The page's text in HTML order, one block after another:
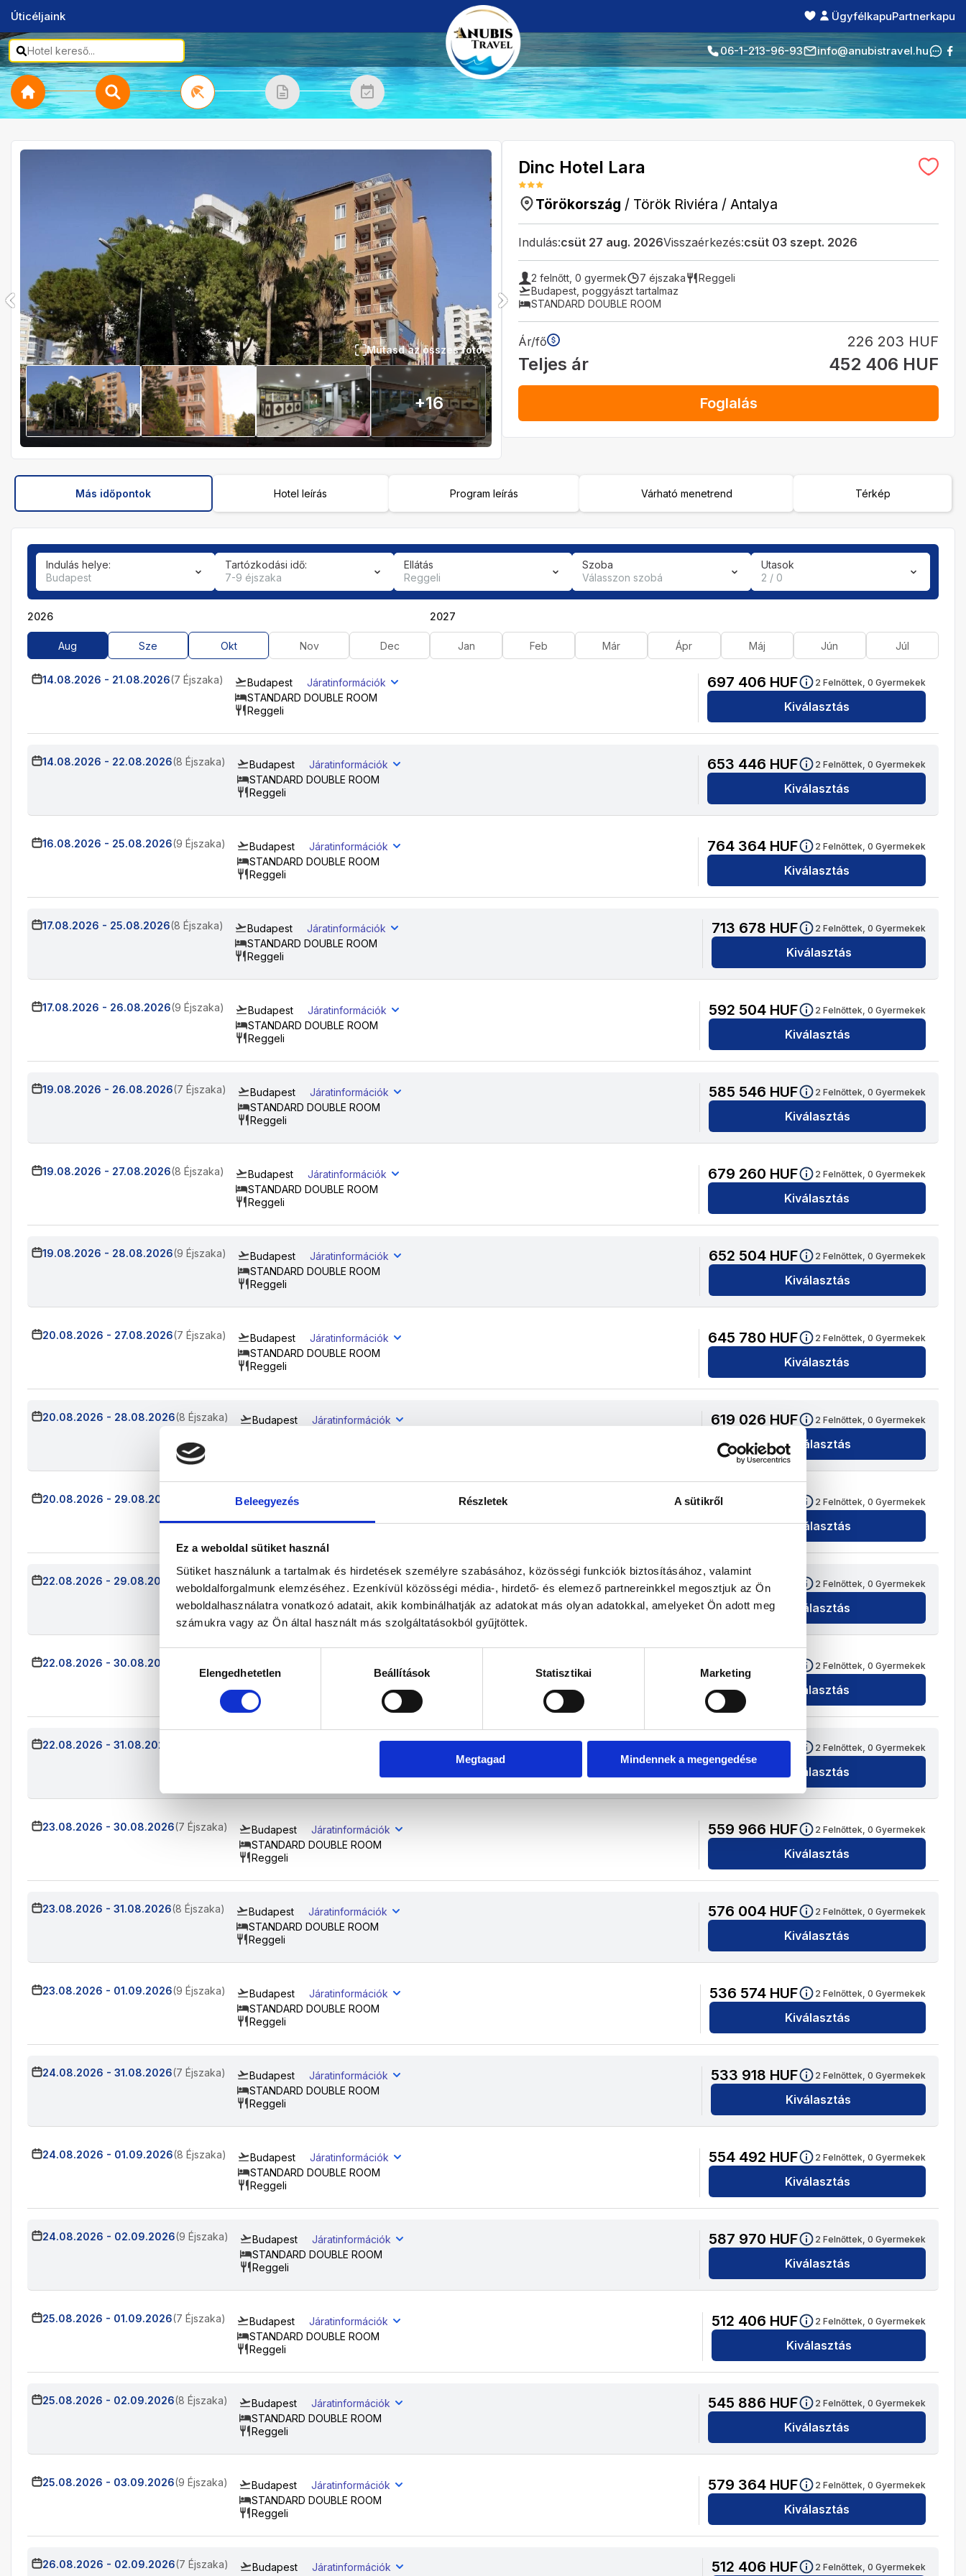
Beleegyezés Részletek A sütikről
Ez a weboldal sütiket használ
Sütiket használunk a tartalmak és hirdetések személyre szabásához, közösségi funkciók biztosításához, valamint
weboldalforgalmunk elemzéséhez. Ezenkívül közösségi média-, hirdető- és elemező partnereinkkel megosztjuk az Ön
weboldalhasználatra vonatkozó adatait, akik kombinálhatják az adatokat más olyan adatokkal, amelyeket Ön adott meg
számukra vagy az Ön által használt más szolgáltatásokból gyűjtöttek.
kiválasztásaElengedhetetlen Beállítások Statisztikai Marketing
Megtagad Mindennek a megengedése
Úticéljaink ÜgyfélkapuPartnerkapu
06-1-213-96-93 info@anubistravel.hu
Mutasd az összes fotót
+16
Dinc Hotel Lara
Törökország / Török Riviéra / Antalya
Indulás:csüt 27 aug. 2026Visszaérkezés:csüt 03 szept. 2026
2 felnőtt,0 gyermek 7 éjszaka
Reggeli
Budapest poggyászt tartalmaz
STANDARD DOUBLE ROOM
Ár/fő 226 203 HUF
Teljes ár 452 406 HUF
Foglalás
Más időpontok Hotel leírás Program leírás Várható menetrend Térkép
Indulás helye:
Budapest
Tartózkodási idő:
7-9 éjszaka
Ellátás
Reggeli
Szoba
Válasszon szobá
Utasok
2 / 0
2026
Aug Sze Okt Nov Dec
2027
Jan Feb Már Ápr Máj Jún Júl
14.08.2026 - 21.08.2026(7 Éjszaka) Budapest
Járatinformációk
STANDARD DOUBLE ROOM
Reggeli
697 406 HUF 2 Felnőttek, 0 Gyermekek
Kiválasztás
14.08.2026 - 22.08.2026(8 Éjszaka) Budapest
Járatinformációk
STANDARD DOUBLE ROOM
Reggeli
653 446 HUF 2 Felnőttek, 0 Gyermekek
Kiválasztás
16.08.2026 - 25.08.2026(9 Éjszaka) Budapest
Járatinformációk
STANDARD DOUBLE ROOM
Reggeli
764 364 HUF 2 Felnőttek, 0 Gyermekek
Kiválasztás
17.08.2026 - 25.08.2026(8 Éjszaka) Budapest
Járatinformációk
STANDARD DOUBLE ROOM
Reggeli
713 678 HUF 2 Felnőttek, 0 Gyermekek
Kiválasztás
17.08.2026 - 26.08.2026(9 Éjszaka) Budapest
Járatinformációk
STANDARD DOUBLE ROOM
Reggeli
592 504 HUF 2 Felnőttek, 0 Gyermekek
Kiválasztás
19.08.2026 - 26.08.2026(7 Éjszaka) Budapest
Járatinformációk
STANDARD DOUBLE ROOM
Reggeli
585 546 HUF 2 Felnőttek, 0 Gyermekek
Kiválasztás
19.08.2026 - 27.08.2026(8 Éjszaka) Budapest
Járatinformációk
STANDARD DOUBLE ROOM
Reggeli
679 260 HUF 2 Felnőttek, 0 Gyermekek
Kiválasztás
19.08.2026 - 28.08.2026(9 Éjszaka) Budapest
Járatinformációk
STANDARD DOUBLE ROOM
Reggeli
652 504 HUF 2 Felnőttek, 0 Gyermekek
Kiválasztás
20.08.2026 - 27.08.2026(7 Éjszaka) Budapest
Járatinformációk
STANDARD DOUBLE ROOM
Reggeli
645 780 HUF 2 Felnőttek, 0 Gyermekek
Kiválasztás
20.08.2026 - 28.08.2026(8 Éjszaka) Budapest
Járatinformációk
619 026 HUF 2 Felnőttek, 0 Gyermekek
Kiválasztás
20.08.2026 - 29.08.2026 Budapest 669 714 2 Felnőttek, 0 Gyermekek
Kiválasztás
22.08.2026 - 29.08.2026 Budapest
Járatinformációk
STANDARD DOUBLE ROOM
Reggeli
559 732HUF 2 Felnőttek, 0 Gyermekek
Kiválasztás
22.08.2026 - 30.08.2026
STANDARD DOUBLE ROOM
Reggeli
653 446 2 Felnőttek, 0 Gyermekek
Kiválasztás
22.08.2026 - 31.08.2026 HUF 2 Felnőttek, 0 Gyermekek
Kiválasztás
23.08.2026 - 30.08.2026(7 Éjszaka) Budapest
Járatinformációk
STANDARD DOUBLE ROOM
Reggeli
559 966 HUF 2 Felnőttek, 0 Gyermekek
Kiválasztás
23.08.2026 - 31.08.2026(8 Éjszaka) Budapest
Járatinformációk
STANDARD DOUBLE ROOM
Reggeli
576 004 HUF 2 Felnőttek, 0 Gyermekek
Kiválasztás
23.08.2026 - 01.09.2026(9 Éjszaka) Budapest
Járatinformációk
STANDARD DOUBLE ROOM
Reggeli
536 574 HUF 2 Felnőttek, 0 Gyermekek
Kiválasztás
24.08.2026 - 31.08.2026(7 Éjszaka) Budapest
Járatinformációk
STANDARD DOUBLE ROOM
Reggeli
533 918 HUF 2 Felnőttek, 0 Gyermekek
Kiválasztás
24.08.2026 - 01.09.2026(8 Éjszaka) Budapest
Járatinformációk
STANDARD DOUBLE ROOM
Reggeli
554 492 HUF 2 Felnőttek, 0 Gyermekek
Kiválasztás
24.08.2026 - 02.09.2026(9 Éjszaka) Budapest
Járatinformációk
STANDARD DOUBLE ROOM
Reggeli
587 970 HUF 2 Felnőttek, 0 Gyermekek
Kiválasztás
25.08.2026 - 01.09.2026(7 Éjszaka) Budapest
Járatinformációk
STANDARD DOUBLE ROOM
Reggeli
512 406 HUF 2 Felnőttek, 0 Gyermekek
Kiválasztás
25.08.2026 - 02.09.2026(8 Éjszaka) Budapest
Járatinformációk
STANDARD DOUBLE ROOM
Reggeli
545 886 HUF 2 Felnőttek, 0 Gyermekek
Kiválasztás
25.08.2026 - 03.09.2026(9 Éjszaka) Budapest
Járatinformációk
STANDARD DOUBLE ROOM
Reggeli
579 364 HUF 2 Felnőttek, 0 Gyermekek
Kiválasztás
26.08.2026 - 02.09.2026(7 Éjszaka) Budapest
Járatinformációk
512 406 HUF 2 Felnőttek, 0 Gyermekek